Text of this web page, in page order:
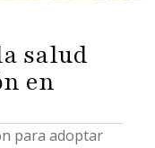
salud
en
para adoptar